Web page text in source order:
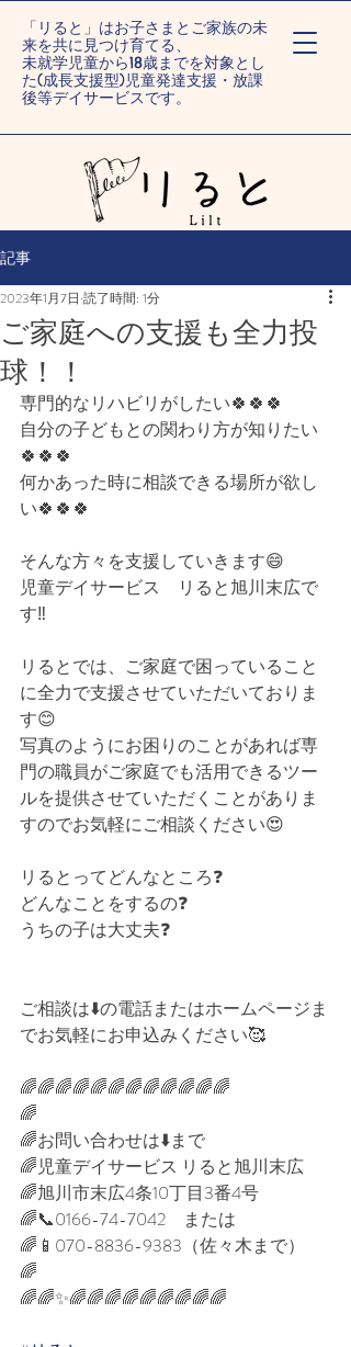
「リると」はお子さまとご家族の未
来を共に見つけ育てる、
未就学児童から18歳までを対象とし
た(成長支援型)児童発達支援・放課
後等デイサービスです。
記事
ご家庭への支援も全力投
球！！
2023年1月7日 読了時間: 1分
専門的なリハビリがしたい🍀🍀🍀⁡⁡
自分の子どもとの関わり方が知りたい
🍀🍀🍀⁡⁡
何かあった時に相談できる場所が欲し
い🍀🍀🍀⁡⁡
そんな方々を支援していきます😄⁡⁡
児童デイサービス　リると旭川末広で
す‼️⁡
リるとでは、ご家庭で困っていること
に全力で支援させていただいておりま
す😊
写真のようにお困りのことがあれば専
門の職員がご家庭でも活用できるツー
ルを提供させていただくことがありま
すのでお気軽にご相談ください😍
リるとってどんなところ❓⁡⁡
どんなことをするの❓⁡⁡
うちの子は大丈夫❓⁡⁡
ご相談は⬇️の電話またはホームページま
でお気軽にお申込みください🥰⁡⁡
🌈🌈🌈🌈🌈🌈🌈🌈🌈🌈🌈🌈⁡⁡
🌈⁡⁡
🌈お問い合わせは⬇️まで⁡⁡
🌈児童デイサービス リると旭川末広⁡⁡
🌈旭川市末広4条10丁目3番4号⁡⁡
🌈📞0166-74-7042　または⁡⁡
🌈📱070-8836-9383（佐々木まで）⁡⁡
🌈⁡
🌈🌈✨🌈🌈🌈🌈🌈🌈🌈🌈🌈⁡⁡